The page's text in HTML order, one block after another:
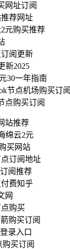
网址订阅
荐网址
元购买推荐
阅更新
新2025
30一年指南
节点机场购买订阅
点购买订阅
站推荐
绵云2元
买网站
订阅地址
阅推荐
费知乎
网
购买
购买订阅
录入口
购买订阅